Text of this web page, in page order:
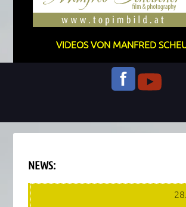
VIDEOS VON MANFRED
NEWS:
Dieses eingebettete Fenster zeigt